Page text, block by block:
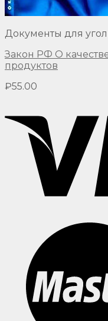
Документы для
Закон РФ О
продуктов
₽55.00